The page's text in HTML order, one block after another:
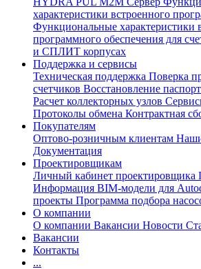
характеристики встроенного
Функциональные характеристики
программного обеспечения для
и СПЛИТ корпусах
Поддержка и сервисы
Техническая поддержка Поверка
счетчиков Восстановление
Расчет коллекторных узлов
Протоколы обмена Контрактная
Покупателям
Оптово-розничным клиентам
Документация
Проектировщикам
Личный кабинет проектировщика
Информация BIM-модели для
проекты Программа подбора
О компании
О компании Вакансии Новости
Вакансии
Контакты
...